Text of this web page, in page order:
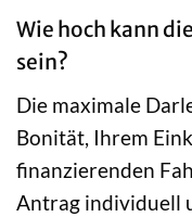
Wie hoch kann
sein?
Die maximale
Bonität, Ihrem
finanzierenden
Antrag individuell